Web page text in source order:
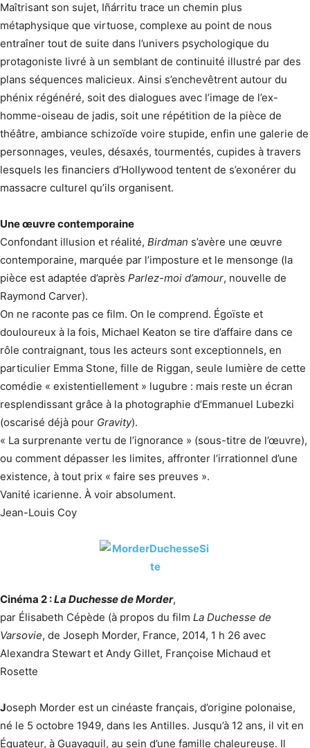
Maîtrisant son sujet, Iñárritu trace un chemin plus
métaphysique que virtuose, complexe au point de nous
entraîner tout de suite dans l’univers psychologique du
protagoniste livré à un semblant de continuité illustré par des
plans séquences malicieux. Ainsi s’enchevêtrent autour du
phénix régénéré, soit des dialogues avec l’image de l’ex-
homme-oiseau de jadis, soit une répétition de la pièce de
théâtre, ambiance schizoïde voire stupide, enfin une galerie de
personnages, veules, désaxés, tourmentés, cupides à travers
lesquels les financiers d’Hollywood tentent de s’exonérer du
massacre culturel qu’ils organisent.
Une œuvre contemporaine
Confondant illusion et réalité, Birdman s’avère une œuvre
contemporaine, marquée par l’imposture et le mensonge (la
pièce est adaptée d’après Parlez-moi d’amour, nouvelle de
Raymond Carver).
On ne raconte pas ce film. On le comprend. Égoïste et
douloureux à la fois, Michael Keaton se tire d’affaire dans ce
rôle contraignant, tous les acteurs sont exceptionnels, en
particulier Emma Stone, fille de Riggan, seule lumière de cette
comédie « existentiellement » lugubre : mais reste un écran
resplendissant grâce à la photographie d’Emmanuel Lubezki
(oscarisé déjà pour Gravity).
« La surprenante vertu de l’ignorance » (sous-titre de l’œuvre),
ou comment dépasser les limites, affronter l’irrationnel d’une
existence, à tout prix « faire ses preuves ».
Vanité icarienne. À voir absolument.
Jean-Louis Coy
Cinéma 2 :La Duchesse de Morder,
par Élisabeth Cépède (à propos du film La Duchesse de
Varsovie, de Joseph Morder, France, 2014, 1 h 26 avec
Alexandra Stewart et Andy Gillet, Françoise Michaud et
Rosette
Joseph Morder est un cinéaste français, d’origine polonaise,
né le 5 octobre 1949, dans les Antilles. Jusqu’à 12 ans, il vit en
Équateur, à Guayaquil, au sein d’une famille chaleureuse. Il